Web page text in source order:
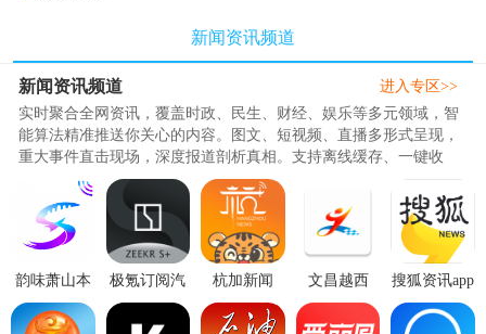
新闻资讯频道
新闻资讯频道
实时聚合全网资讯，覆盖时政、民生、财经、娱乐等多元领域，智
能算法精准推送你关心的内容。图文、短视频、直播多形式呈现，
重大事件直击现场，深度报道剖析真相。支持离线缓存、一键收
藏，通勤、休息时随时刷。无冗..
进入专区>>
韵味萧山本
地资讯
app6.0.1 最
极氪订阅汽
车资讯安卓
版1.0.5最新
杭加新闻
app6.6.9最新
版
文昌越西
app1.2.3最新
版
搜狐资讯app
官方下载
v5.5.32正版